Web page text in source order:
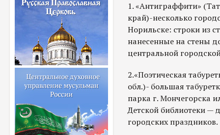
1. «Антиграффити»
край)-несколько
Норильске: строки из
нанесенные на стены
центральной
2.«Поэтическая
обл.)- большая
парка г. Мончегорска
Детской библиотеки —
городских праздников.